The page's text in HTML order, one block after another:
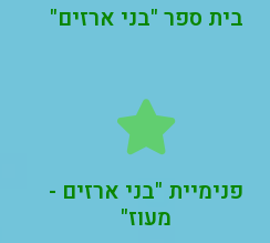
בית ספר "בני ארזים"
פנימיית "בני ארזים -
מעוז"